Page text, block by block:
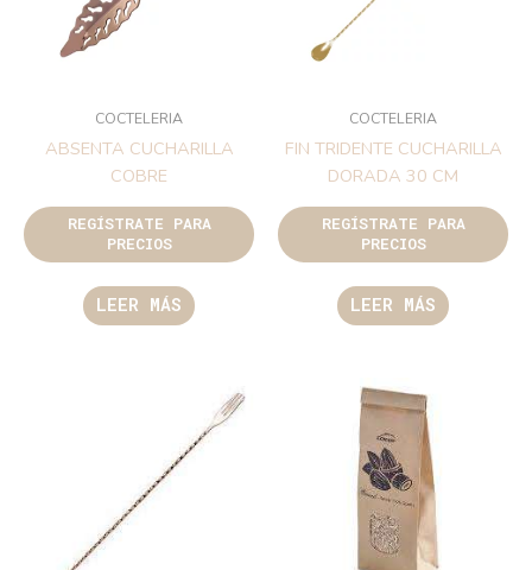
COCTELERIA
ABSENTA CUCHARILLA
COBRE
REGÍSTRATE PARA
PRECIOS
LEER MÁS
COCTELERIA
FIN TRIDENTE CUCHARILLA
DORADA 30 CM
REGÍSTRATE PARA
PRECIOS
LEER MÁS